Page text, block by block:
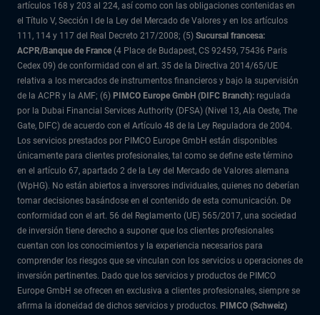
artículos 168 y 203 al 224, así como con las obligaciones contenidas en
el Título V, Sección I de la Ley del Mercado de Valores y en los artículos
111, 114 y 117 del Real Decreto 217/2008; (5) Sucursal francesa:
ACPR/Banque de France (4 Place de Budapest, CS 92459, 75436 Paris
Cedex 09) de conformidad con el art. 35 de la Directiva 2014/65/UE
relativa a los mercados de instrumentos financieros y bajo la supervisión
de la ACPR y la AMF; (6) PIMCO Europe GmbH (DIFC Branch): regulada
por la Dubai Financial Services Authority (DFSA) (Nivel 13, Ala Oeste, The
Gate, DIFC) de acuerdo con el Artículo 48 de la Ley Reguladora de 2004.
Los servicios prestados por PIMCO Europe GmbH están disponibles
únicamente para clientes profesionales, tal como se define este término
en el artículo 67, apartado 2 de la Ley del Mercado de Valores alemana
(WpHG). No están abiertos a inversores individuales, quienes no deberían
tomar decisiones basándose en el contenido de esta comunicación. De
conformidad con el art. 56 del Reglamento (UE) 565/2017, una sociedad
de inversión tiene derecho a suponer que los clientes profesionales
cuentan con los conocimientos y la experiencia necesarios para
comprender los riesgos que se vinculan con los servicios u operaciones de
inversión pertinentes. Dado que los servicios y productos de PIMCO
Europe GmbH se ofrecen en exclusiva a clientes profesionales, siempre se
afirma la idoneidad de dichos servicios y productos. PIMCO (Schweiz)